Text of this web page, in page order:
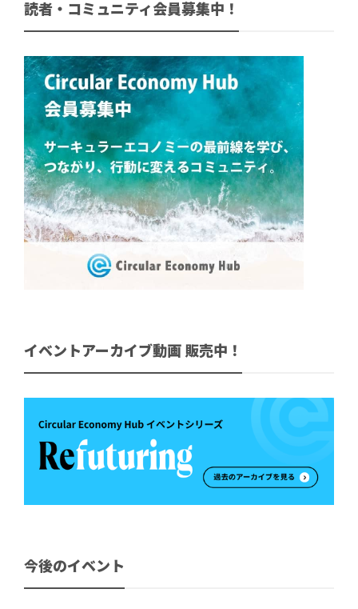
読者・コミュニティ会員募集中！
イベントアーカイブ動画 販売中！
今後のイベント